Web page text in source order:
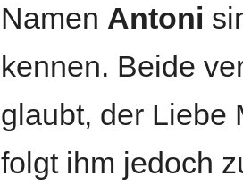
Namen Antoni
kennen. Beide
glaubt, der Liebe
folgt ihm jedoch